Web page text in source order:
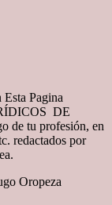
Esta Pagina
DE
de tu profesión, en
redactados por
Oropeza